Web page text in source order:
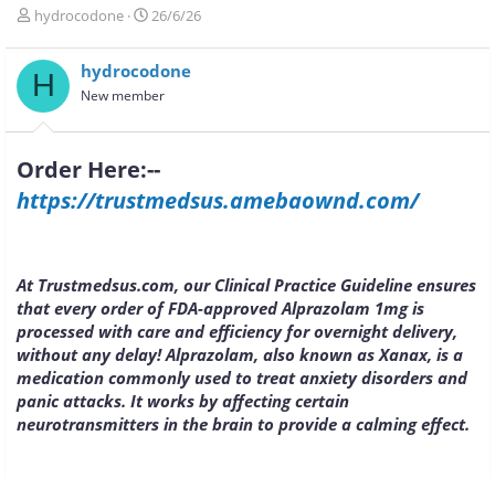
T
r
e
a
d
s
a
r
t
hydrocodone
N
à
y
g
i
26/6/26
H hydrocodone
New member
Order Here:--
https://trustmedsus.amebaownd.com/
At Trustmedsus.com, our Clinical Practice Guideline ensures
that every order of FDA-approved Alprazolam 1mg is
processed with care and efficiency for overnight delivery,
without any delay! Alprazolam, also known as Xanax, is a
medication commonly used to treat anxiety disorders and
panic attacks. It works by affecting certain
neurotransmitters in the brain to provide a calming effect.